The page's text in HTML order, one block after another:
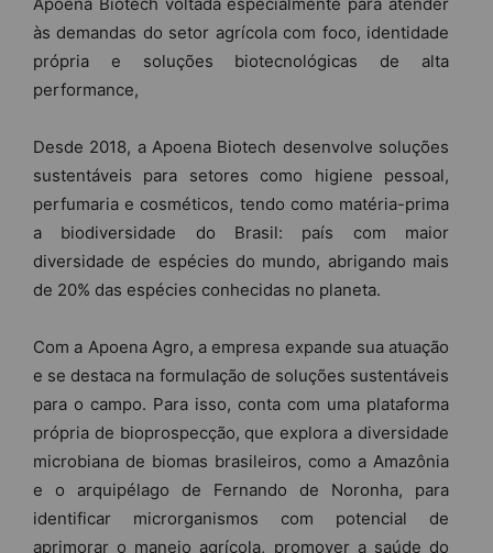
às demandas do setor agrícola com foco, identidade
própria e soluções biotecnológicas de alta
performance,
Desde 2018, a Apoena Biotech desenvolve soluções
sustentáveis para setores como higiene pessoal,
perfumaria e cosméticos, tendo como matéria-prima
a biodiversidade do Brasil: país com maior
diversidade de espécies do mundo, abrigando mais
de 20% das espécies conhecidas no planeta.
Com a Apoena Agro, a empresa expande sua atuação
e se destaca na formulação de soluções sustentáveis
para o campo. Para isso, conta com uma plataforma
própria de bioprospecção, que explora a diversidade
microbiana de biomas brasileiros, como a Amazônia
e o arquipélago de Fernando de Noronha, para
identificar microrganismos com potencial de
aprimorar o manejo agrícola, promover a saúde do